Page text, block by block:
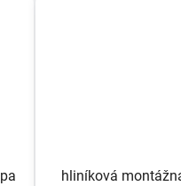
hliníková